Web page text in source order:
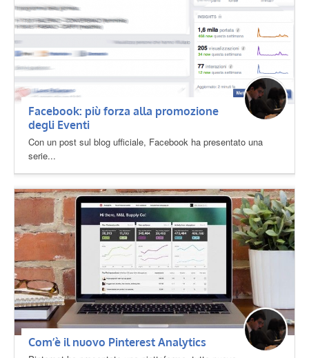
Facebook: più forza alla promozione
degli Eventi
Con un post sul blog ufficiale, Facebook ha presentato una
serie...
Com’è il nuovo Pinterest Analytics